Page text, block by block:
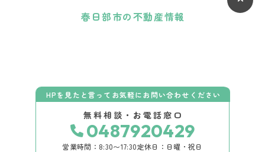
春日部市の不動産情報
HPを見たと言ってお気軽にお問い合わせください
無料相談・お電話窓口
0487920429
営業時間：8:30〜17:30定休日：日曜・祝日